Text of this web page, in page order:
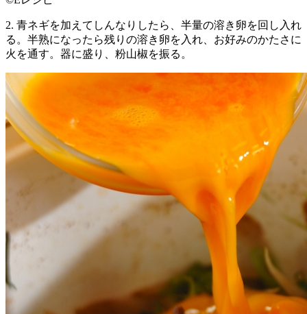
2. 青ネギを加えてしんなりしたら、半量の溶き卵を回し入れ
る。半熟になったら残りの溶き卵を入れ、お好みのかたさに
火を通す。器に盛り、粉山椒を振る。